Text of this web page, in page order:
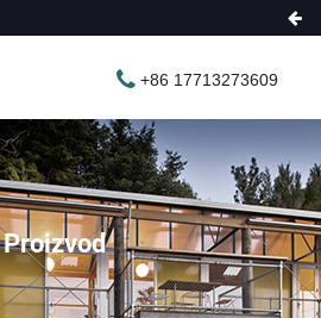
+86 17713273609
Proizvod